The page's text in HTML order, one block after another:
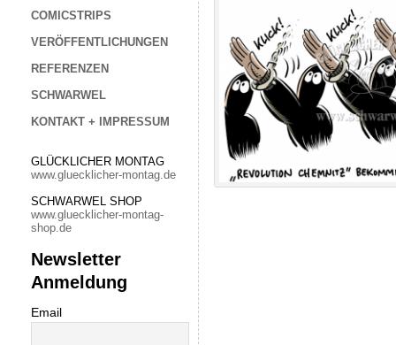
COMICSTRIPS
VERÖFFENTLICHUNGEN
REFERENZEN
SCHWARWEL
KONTAKT + IMPRESSUM
GLÜCKLICHER MONTAG
www.gluecklicher-montag.de
SCHWARWEL SHOP
www.gluecklicher-montag-
shop.de
Newsletter
Anmeldung
Email